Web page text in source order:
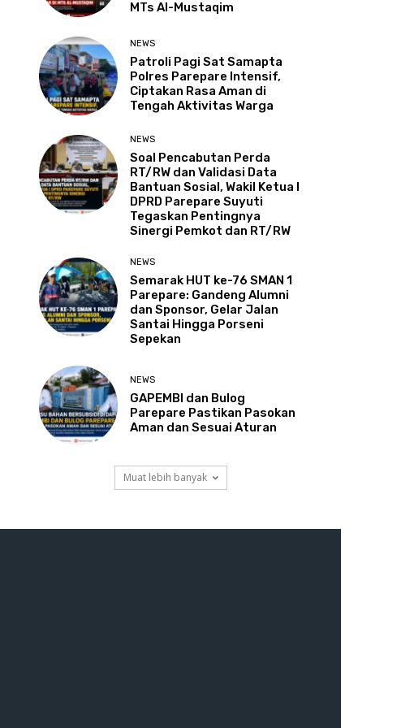
MTs Al-Mustaqim
NEWS
Patroli Pagi Sat Samapta
Polres Parepare Intensif,
Ciptakan Rasa Aman di
Tengah Aktivitas Warga
NEWS
Soal Pencabutan Perda
RT/RW dan Validasi Data
Bantuan Sosial, Wakil Ketua I
DPRD Parepare Suyuti
Tegaskan Pentingnya
Sinergi Pemkot dan RT/RW
NEWS
Semarak HUT ke-76 SMAN 1
Parepare: Gandeng Alumni
dan Sponsor, Gelar Jalan
Santai Hingga Porseni
Sepekan
NEWS
GAPEMBI dan Bulog
Parepare Pastikan Pasokan
Aman dan Sesuai Aturan
Muat lebih banyak